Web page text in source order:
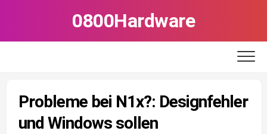
0800Hardware
Probleme bei N1x?: Designfehler
und Windows sollen